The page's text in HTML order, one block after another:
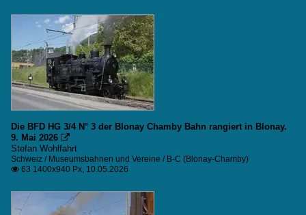
Die BFD HG 3/4 N° 3 der Blonay Chamby Bahn rangiert in Blonay.
9. Mai 2026

Stefan Wohlfahrt
Schweiz / Museumsbahnen und Vereine / B-C (Blonay-Chamby)
 63 1400x940 Px, 10.05.2026